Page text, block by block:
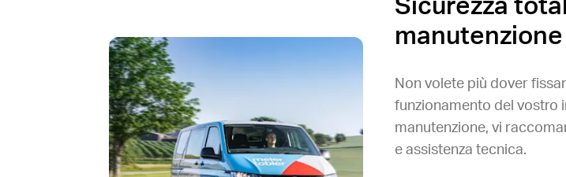
Sicurezza
Non volete più dover
funzionamento del vostro
manutenzione, vi
e assistenza tecnica.